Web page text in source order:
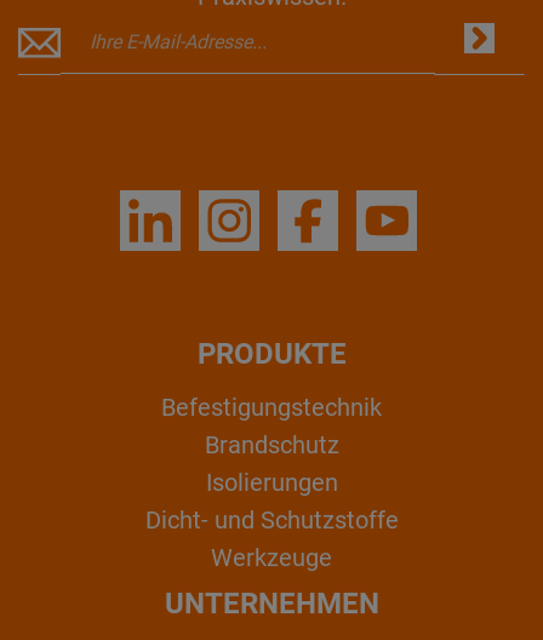
PRODUKTE
Befestigungstechnik
Brandschutz
Isolierungen
Dicht- und Schutzstoffe
Werkzeuge
UNTERNEHMEN